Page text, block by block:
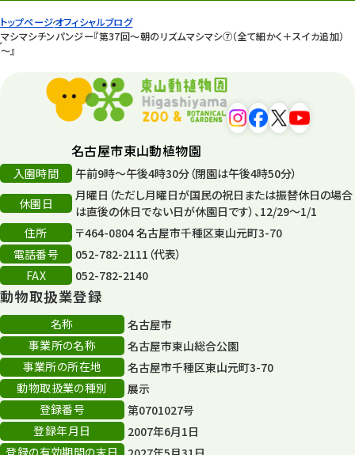
トップページオフィシャルブログ
マシマシチンパンジー『第37回～朝のリズムマシマシ⑦（全て細かく＋スイカ追加）
～』
タワー
平和公園
森のとこやさん
再生フォーラム
80周年 36
その他
その他イベント
スカイタワー
年末年始のイベント
秋まつり
名古屋市東山動植物園
入園時間
午前9時～午後4時30分（閉園は午後4時50分）
休園日
月曜日（ただし月曜日が国民の祝日または振替休日の場合
は直後の休日でない日が休園日です）、12/29～1/1
住所
〒464-0804 名古屋市千種区東山元町3-70
電話番号
052-782-2111（代表）
FAX
052-782-2140
動物取扱業登録
名称
名古屋市
事業所の名称
名古屋市東山総合公園
事業所の所在地
名古屋市千種区東山元町3-70
動物取扱業の種別
展示
登録番号
第0701027号
登録年月日
2007年6月1日